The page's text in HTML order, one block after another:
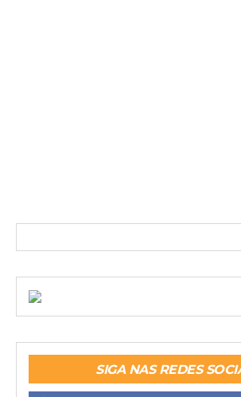
SIGA NAS REDES